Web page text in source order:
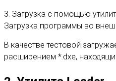
3. Загрузка с помощью
Загрузка программы во
В качестве тестовой
расширением *.dxe,